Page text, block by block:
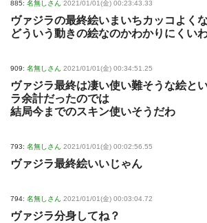
885: 名無しさん 2021/01/01(金) 00:23:43.33
ヴァジラの最終絵いまいちカッコよく
どういう動きの絵なのかわかりにくい
909: 名無しさん 2021/01/01(金) 00:34:51.25
ヴァジラ最終は凄い使い難そうな絵と
ラ余計だったのでは
結局今までのスキン使いそうだわ
793: 名無しさん 2021/01/01(金) 00:02:56.55
ヴァジラ最終絵いいじゃん
794: 名無しさん 2021/01/01(金) 00:03:04.72
ヴァジラ分身してね？